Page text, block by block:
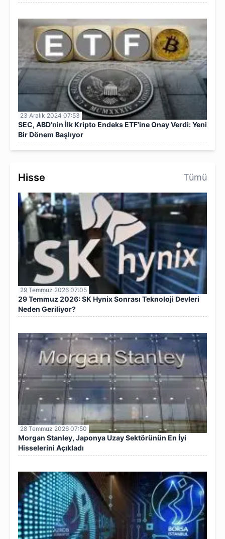
23 Aralık 2024 07:53
SEC, ABD’nin İlk Kripto Endeks ETF’ine Onay Verdi: Yeni
Bir Dönem Başlıyor
Hisse Tümü
29 Temmuz 2026 07:05
29 Temmuz 2026: SK Hynix Sonrası Teknoloji Devleri
Neden Geriliyor?
28 Temmuz 2026 07:50
Morgan Stanley, Japonya Uzay Sektörünün En İyi
Hisselerini Açıkladı